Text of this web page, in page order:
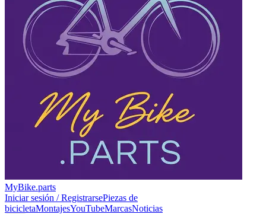
MyBike.parts
Iniciar sesión / RegistrarsePiezas de
bicicletaMontajesYouTubeMarcasNoticias